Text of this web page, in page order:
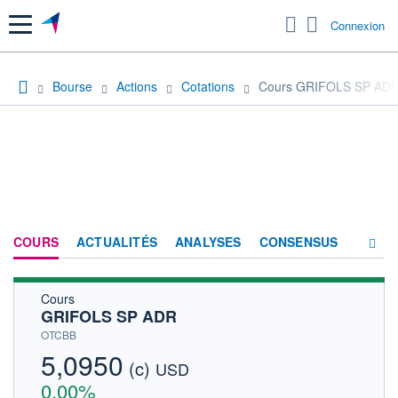
Menu Connexion
Bourse Actions Cotations Cours GRIFOLS SP
COURS ACTUALITÉS ANALYSES CONSENSUS
Cours
GRIFOLS SP ADR
OTCBB
5,0950 (c) USD
0,00%